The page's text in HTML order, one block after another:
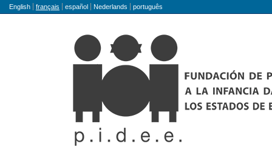
Langue
English français español Nederlands português